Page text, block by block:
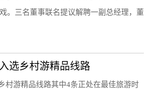
。三名董事联名提议解聘一副总经理，董
选乡村游精品线路
村游精品线路其中4条正处在最佳旅游时